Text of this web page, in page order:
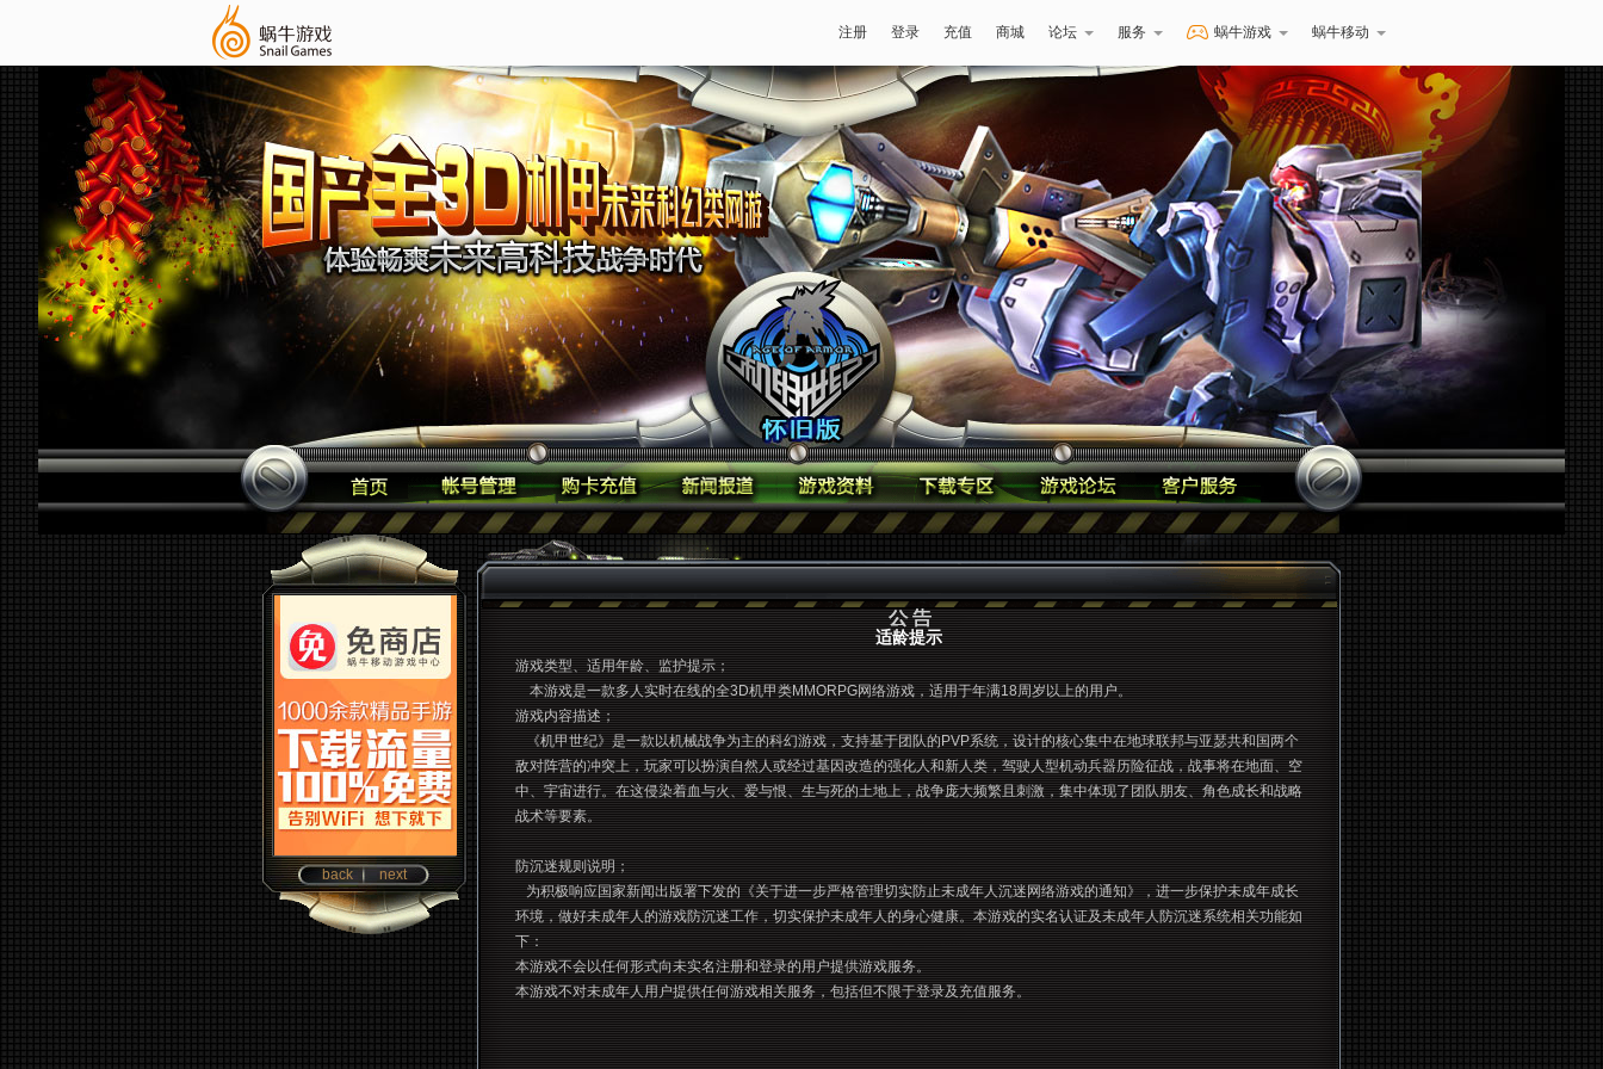
注册 登录 充值 商城 论坛 服务 蜗牛游戏 蜗牛移动
back next
适龄提示
游戏类型、适用年龄、监护提示；
本游戏是一款多人实时在线的全3D机甲类MMORPG网络游戏，适用于年满18周岁以上的用户。
游戏内容描述；
《机甲世纪》是一款以机械战争为主的科幻游戏，支持基于团队的PVP系统，设计的核心集中在地球联邦与亚瑟共和国两个
敌对阵营的冲突上，玩家可以扮演自然人或经过基因改造的强化人和新人类，驾驶人型机动兵器历险征战，战事将在地面、空
中、宇宙进行。在这侵染着血与火、爱与恨、生与死的土地上，战争庞大频繁且刺激，集中体现了团队朋友、角色成长和战略
战术等要素。
防沉迷规则说明；
为积极响应国家新闻出版署下发的《关于进一步严格管理切实防止未成年人沉迷网络游戏的通知》，进一步保护未成年成长
环境，做好未成年人的游戏防沉迷工作，切实保护未成年人的身心健康。本游戏的实名认证及未成年人防沉迷系统相关功能如
下：
本游戏不会以任何形式向未实名注册和登录的用户提供游戏服务。
本游戏不对未成年人用户提供任何游戏相关服务，包括但不限于登录及充值服务。